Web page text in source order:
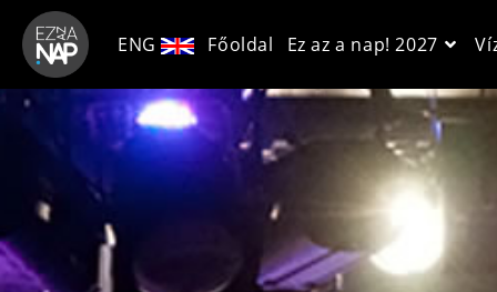
ENG Főoldal Ez az a nap! 2027